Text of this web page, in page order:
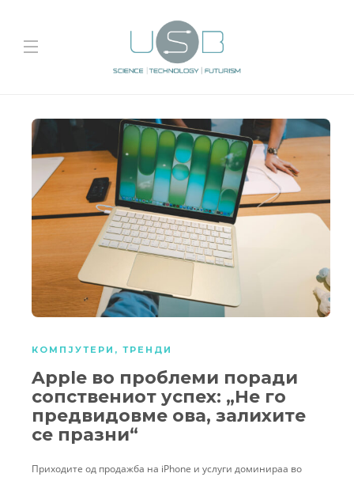
КОМПЈУТЕРИ , ТРЕНДИ
Apple во проблеми поради
сопствениот успех: „Не го
предвидовме ова, залихите
се празни“
Приходите од продажба на iPhone и услуги доминираа во